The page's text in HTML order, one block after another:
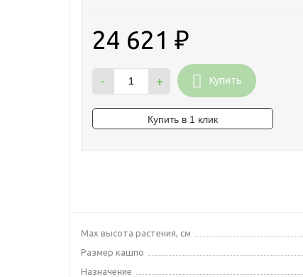
24 621₽
- + Купить
Max высота растения, см
Размер кашпо
Назначение